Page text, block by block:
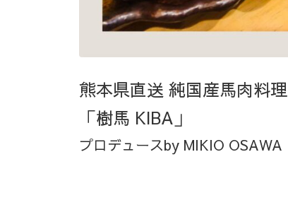
熊本県直送 純国産馬肉料理
「樹馬 KIBA」
プロデュースby MIKIO OSAWA